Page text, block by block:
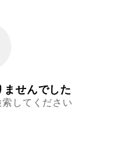
ませんでした
してください